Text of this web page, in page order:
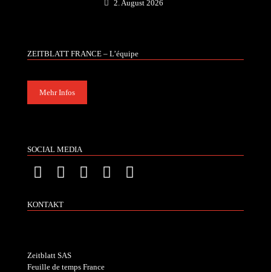
2. August 2026
ZEITBLATT FRANCE – L’équipe
Mehr Infos
SOCIAL MEDIA
KONTAKT
Zeitblatt SAS
Feuille de temps France